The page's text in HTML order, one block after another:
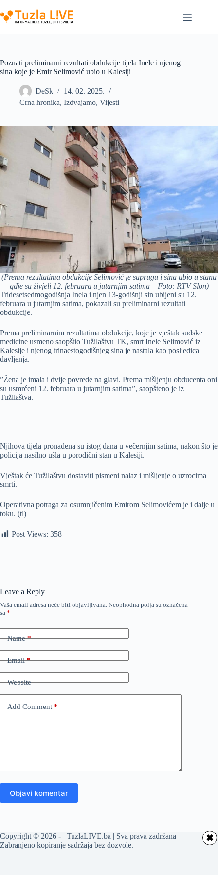
to
content
Poznati preliminarni rezultati obdukcije tijela Inele i njenog
sina koje je Emir Selimović ubio u Kalesiji
DeSk
14. 02. 2025.
Crna hronika, Izdvajamo, Vijesti
(Prema rezultatima obdukcije Selimović je suprugu i sina ubio u stanu
gdje su živjeli 12. februara u jutarnjim satima – Foto: RTV Slon)
Tridesetsedmogodišnja Inela i njen 13-godišnji sin ubijeni su 12.
februara u jutarnjim satima, pokazali su preliminarni rezultati
obdukcije.
Prema preliminarnim rezultatima obdukcije, koje je vještak sudske
medicine usmeno saopštio Tužilaštvu TK, smrt Inele Selimović iz
Kalesije i njenog trinaestogodišnjeg sina je nastala kao posljedica
davljenja.
”Žena je imala i dvije povrede na glavi. Prema mišljenju obducenta oni
su usmrćeni 12. februara u jutarnjim satima”, saopšteno je iz
Tužilaštva.
Njihova tijela pronađena su istog dana u večernjim satima, nakon što je
policija nasilno ušla u porodični stan u Kalesiji.
Vještak će Tužilaštvu dostaviti pismeni nalaz i mišljenje o uzrocima
smrti.
Operativna potraga za osumnjičenim Emirom Selimovićem je i dalje u
toku. (tl)
Post Views: 358
Leave a Reply
Vaša email adresa neće biti objavljivana. Neophodna polja su označena
sa *
Name*
Email*
Website
Add Comment *
Objavi komentar
Copyright © 2026 - TuzlaLIVE.ba | Sva prava zadržana |
Zabranjeno kopiranje sadržaja bez dozvole.
✖